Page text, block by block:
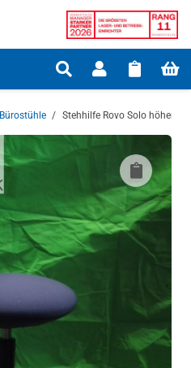
Bürostühle / Stehhilfe Rovo Solo